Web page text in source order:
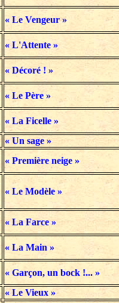
« Le Vengeur »
« L'Attente »
« Décoré ! »
« Le Père »
« La Ficelle »
« Un sage »
« Première neige »
« Le Modèle »
« La Farce »
« La Main »
« Garçon, un bock !... »
« Le Vieux »